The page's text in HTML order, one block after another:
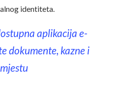
identiteta.
aplikacija e-
dokumente, kazne i